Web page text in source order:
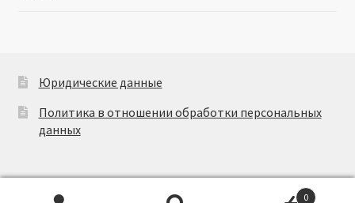
Юридические данные
Политика в отношении обработки персональных
данных
0